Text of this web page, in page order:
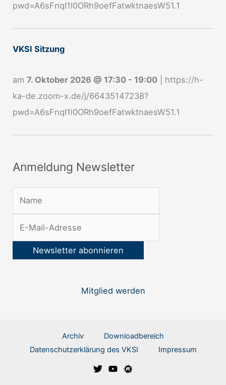
pwd=A6sFnqI1l0ORh9oefFatwktnaesW51.1
VKSI Sitzung
am7. Oktober 2026 @ 17:30 - 19:00
https://h-
ka-de.zoom-x.de/j/66435147238?
pwd=A6sFnqI1l0ORh9oefFatwktnaesW51.1
Anmeldung Newsletter
u
n
w
t
e
Mitglied werden
Archiv
Downloadbereich
Datenschutzerklärung des VKSI
Impressum